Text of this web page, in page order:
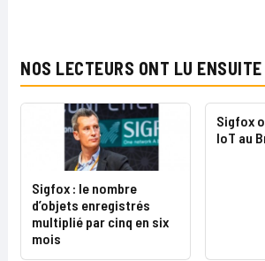
NOS LECTEURS ONT LU ENSUITE
Sigfox : le nombre
d’objets enregistrés
multiplié par cinq en six
mois
Sigfox
IoT au